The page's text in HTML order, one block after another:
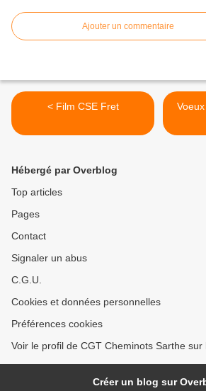
Ajouter un commentaire
< Film CSE Fret
Hébergé par Overblog
Top articles
Pages
Contact
Signaler un abus
C.G.U.
Cookies et données personnelles
Préférences cookies
Voir le profil de CGT Cheminots Sarthe
Créer un blog sur